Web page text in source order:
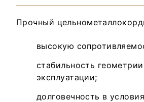
Прочный
высокую
стабильность
эксплуатации;
долговечность в